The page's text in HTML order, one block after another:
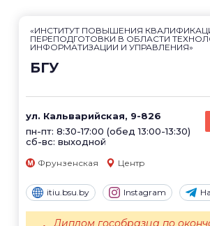
«ИНСТИТУТ ПОВЫШЕНИЯ
ПЕРЕПОДГОТОВКИ В ОБЛАСТИ
ИНФОРМАТИЗАЦИИ И УПРАВЛЕНИЯ»
БГУ
ул. Кальварийская, 9-826
пн-пт: 8:30-17:00 (обед 13:00-13:30)
сб-вс: выходной
Фрунзенская Центр
itiu.bsu.by Instagram
Диплом гособразца по